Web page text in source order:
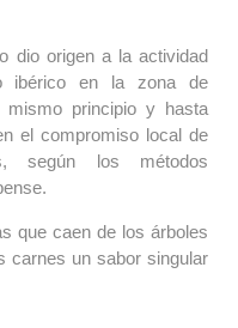
dio origen a la actividad
ibérico en la zona de
mismo principio y hasta
el compromiso local de
según los métodos
que caen de los árboles
carnes un sabor singular